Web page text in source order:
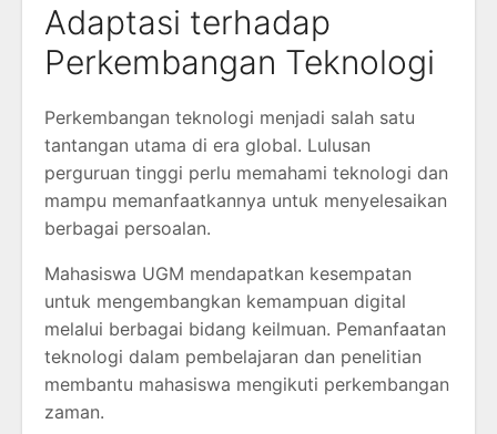
Adaptasi terhadap
Perkembangan Teknologi
Perkembangan teknologi menjadi salah satu
tantangan utama di era global. Lulusan
perguruan tinggi perlu memahami teknologi dan
mampu memanfaatkannya untuk menyelesaikan
berbagai persoalan.
Mahasiswa UGM mendapatkan kesempatan
untuk mengembangkan kemampuan digital
melalui berbagai bidang keilmuan. Pemanfaatan
teknologi dalam pembelajaran dan penelitian
membantu mahasiswa mengikuti perkembangan
zaman.